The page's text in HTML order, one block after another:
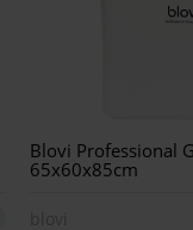
Blovi Professional
65x60x85cm